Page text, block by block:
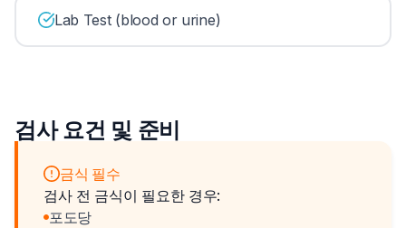
Lab Test (blood or urine)
검사 요건 및 준비
금식 필수
검사 전 금식이 필요한 경우:
포도당